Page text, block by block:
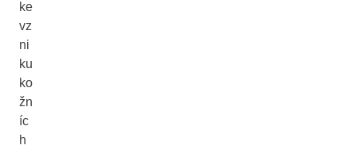
ke
vz
ni
ku
ko
žn
íc
h